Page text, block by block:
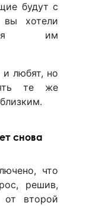
будут с
хотели
им
и любят, но
те же
снова
что
решив,
второй